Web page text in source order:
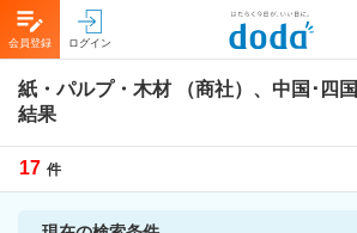
会員登録 ログイン
紙・パルプ・木材 （商社）、中国･四国
結果
17 件